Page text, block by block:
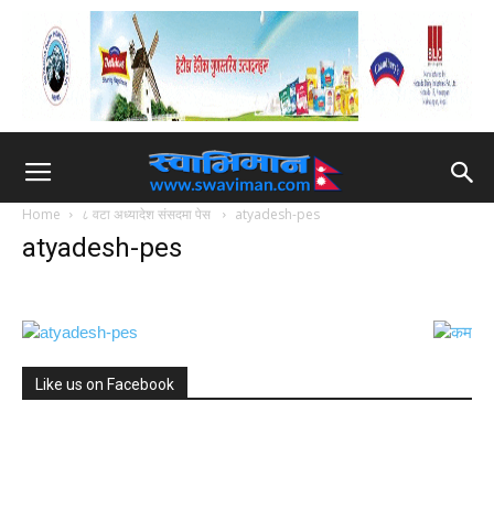
Home ८ वटा अध्यादेश संसदमा पेस atyadesh-pes
atyadesh-pes
Like us on Facebook